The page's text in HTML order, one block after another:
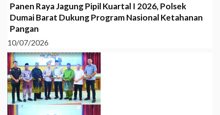
Panen Raya Jagung Pipil Kuartal I 2026, Polsek
Dumai Barat Dukung Program Nasional Ketahanan
Pangan
10/07/2026